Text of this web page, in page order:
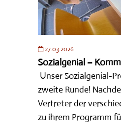
27.03.2026
Sozialgenial –
Unser Sozialgenial-
zweite Runde!
Vertreter der
zu ihrem Programm